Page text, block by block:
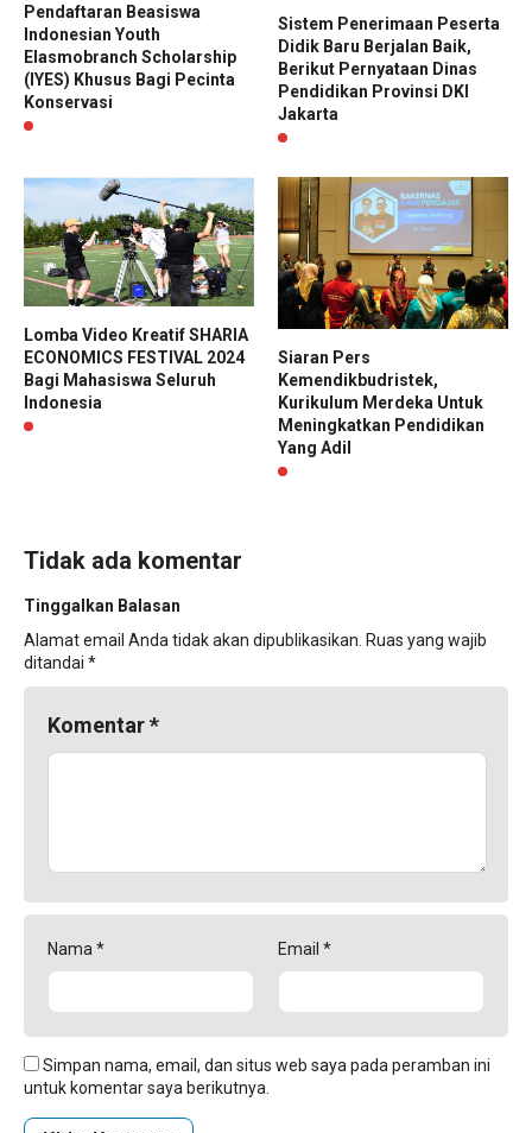
Pendaftaran Beasiswa
Indonesian Youth
Elasmobranch Scholarship
(IYES) Khusus Bagi Pecinta
Konservasi
Sistem Penerimaan Peserta
Didik Baru Berjalan Baik,
Berikut Pernyataan Dinas
Pendidikan Provinsi DKI
Jakarta
Lomba Video Kreatif SHARIA
ECONOMICS FESTIVAL 2024
Bagi Mahasiswa Seluruh
Indonesia
Siaran Pers
Kemendikbudristek,
Kurikulum Merdeka Untuk
Meningkatkan Pendidikan
Yang Adil
Tidak ada komentar
Tinggalkan Balasan
Alamat email Anda tidak akan dipublikasikan. Ruas yang wajib
ditandai *
Komentar*
Nama* Email *
Simpan nama, email, dan situs web saya pada peramban ini
untuk komentar saya berikutnya.